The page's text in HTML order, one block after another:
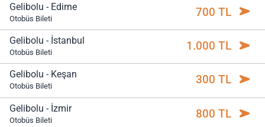
Gelibolu - Edirne
Otobüs Bileti 700 TL
Gelibolu - İstanbul
Otobüs Bileti 1.000 TL
Gelibolu - Keşan
Otobüs Bileti 300 TL
Gelibolu - İzmir
Otobüs Bileti 800 TL